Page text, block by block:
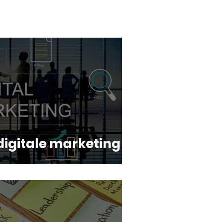
Marketing | Bessems Blog
Marketing | Bessems
marketing